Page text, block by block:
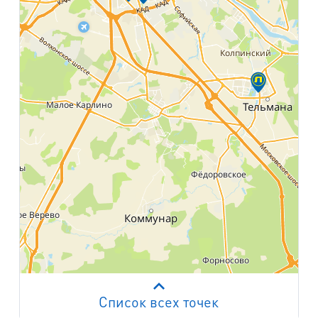
Работает на API 2ГИС
Лицензионное соглашение
Список всех точек